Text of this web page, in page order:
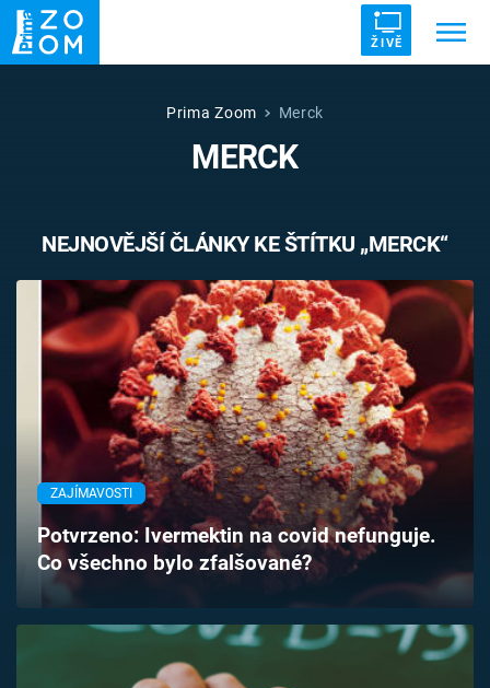
ŽIVĚ
UFO DRUHÁ SVĚTOVÁ VÁLKA
VETŘELCI DÁVNOVĚKU
Témata
Témata
Pořady
TV Program
Časopis
Sledujte prima+
Přihlášení
Prima Zoom Merck
MERCK
NEJNOVĚJŠÍ ČLÁNKY KE ŠTÍTKU „MERCK“
ZAJÍMAVOSTI
Potvrzeno: Ivermektin na covid nefunguje.
Co všechno bylo zfalšované?